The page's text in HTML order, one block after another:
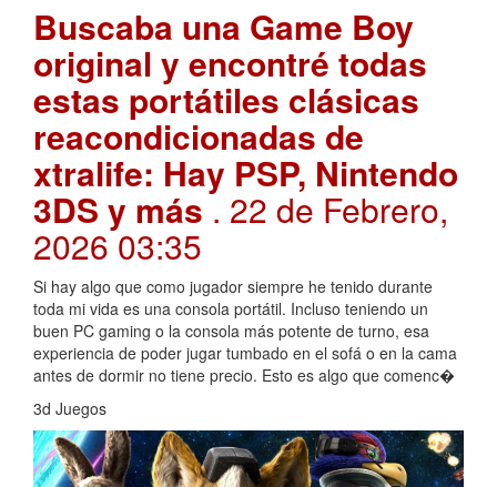
Buscaba una Game Boy
original y encontré todas
estas portátiles clásicas
reacondicionadas de
xtralife: Hay PSP, Nintendo
3DS y más. 22 de Febrero,
2026 03:35
Si hay algo que como jugador siempre he tenido durante
toda mi vida es una consola portátil. Incluso teniendo un
buen PC gaming o la consola más potente de turno, esa
experiencia de poder jugar tumbado en el sofá o en la cama
antes de dormir no tiene precio. Esto es algo que comenc�
3d Juegos